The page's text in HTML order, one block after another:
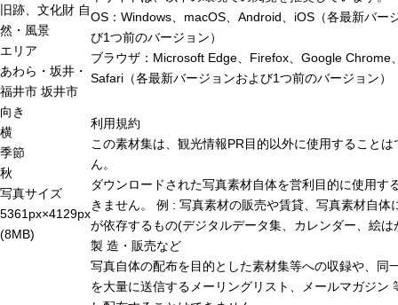
旧跡、文化財 自
然・風景
エリア
あわら・坂井・
福井市 坂井市
向き
横
季節
秋
写真サイズ
5361px×4129px
(8MB)
OS：Windows、macOS、Android、iOS（各最新バー
び1つ前のバージョン）
ブラウザ：Microsoft Edge、Firefox、Google Chrome
Safari（各最新バージョンおよび1つ前のバージョン）
利用規約
この素材集は、観光情報PR目的以外に使用することは
ん。
ダウンロードされた写真素材自体を営利目的に使用す
きません。 例 : 写真素材の販売や賃貸、写真素材自体
が依存するもの(デジタルデータ集、カレンダー、絵は
製 造・販売など
写真自体の配布を目的とした素材集等への収録や、同
を大量に送信するメーリングリスト、メールマガジン